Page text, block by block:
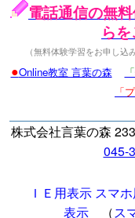
電話通信の無
ら
（無料体験学習をお申し込
●Online教室 言葉の森
「
株式会社言葉の森
045-
ＩＥ用表示 スマ
表示 （ス